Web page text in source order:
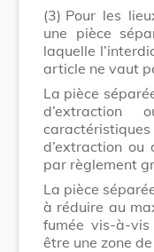
(3) Pour les
une pièce
laquelle
article ne vaut
La pièce
d’extraction
d’extraction ou
par règlement
La pièce
à réduire au
fumée vis-à-
être une zone